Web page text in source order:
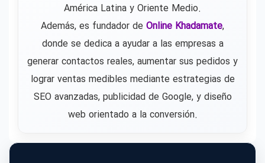
América Latina y Oriente Medio.
Además, es fundador de Online Khadamate,
donde se dedica a ayudar a las empresas a
generar contactos reales, aumentar sus pedidos y
lograr ventas medibles mediante estrategias de
SEO avanzadas, publicidad de Google, y diseño
web orientado a la conversión.